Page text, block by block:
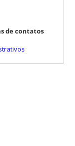
de contatos